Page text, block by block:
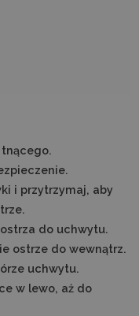
tnącego.
i przytrzymaj, aby
do uchwytu.
ostrze do wewnątrz.
uchwytu.
w lewo, aż do